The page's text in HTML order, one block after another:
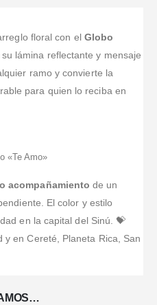
floral con el Globo
su lámina reflectante y mensaje
ramo y convierte la
para quien lo reciba en
«Te Amo»
acompañamiento de un
El color y estilo
en la capital del Sinú. 💝
y en Cereté, Planeta Rica, San